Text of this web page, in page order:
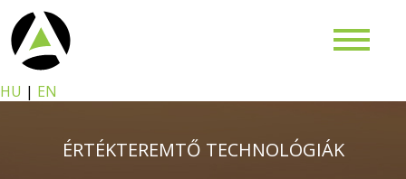
HU | EN
ÉRTÉKTEREMTŐ TECHNOLÓGIÁK